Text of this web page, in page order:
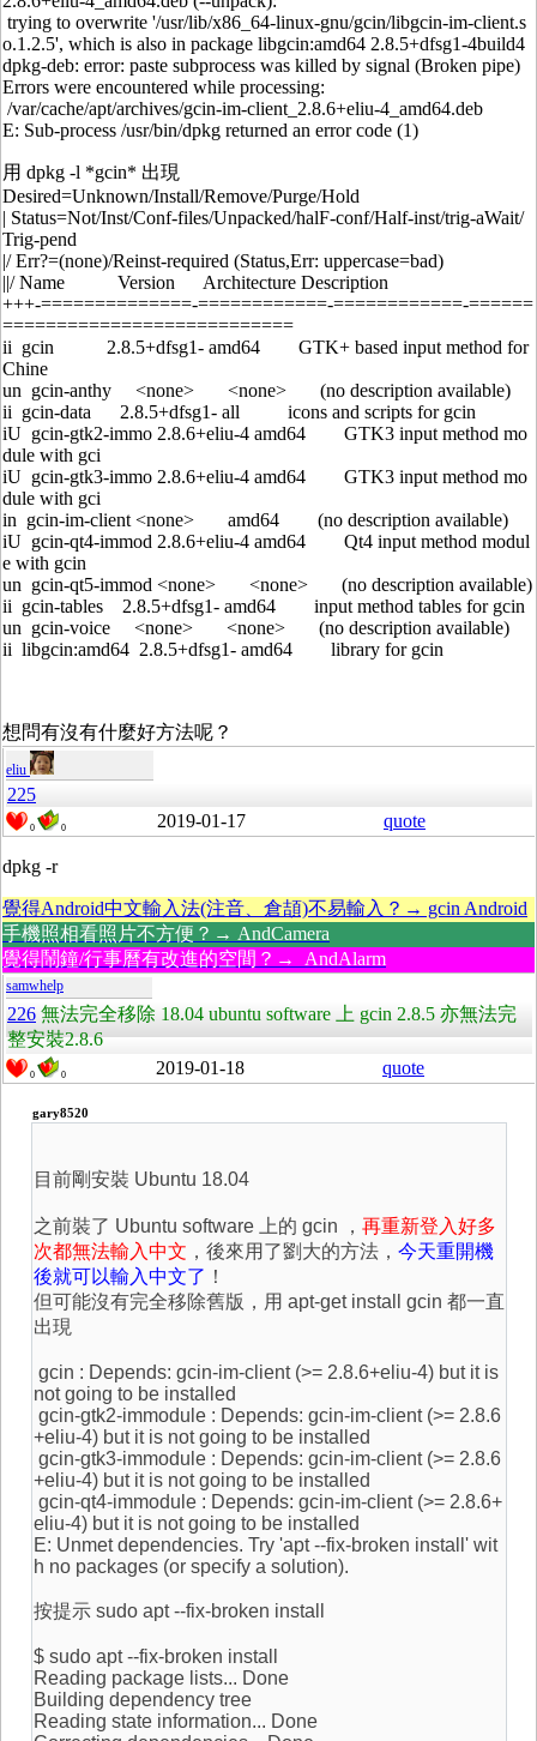
trying to overwrite '/usr/lib/x86_64-linux-gnu/gcin/libgcin-im-client.s
o.1.2.5', which is also in package libgcin:amd64 2.8.5+dfsg1-4build4
dpkg-deb: error: paste subprocess was killed by signal (Broken pipe)
Errors were encountered while processing:
/var/cache/apt/archives/gcin-im-client_2.8.6+eliu-4_amd64.deb
E: Sub-process /usr/bin/dpkg returned an error code (1)
用 dpkg -l *gcin* 出現
Desired=Unknown/Install/Remove/Purge/Hold
| Status=Not/Inst/Conf-files/Unpacked/halF-conf/Half-inst/trig-aWait/
Trig-pend
|/ Err?=(none)/Reinst-required (Status,Err: uppercase=bad)
||/ Name Version Architecture Description
+++-==============-============-============-======
===========================
ii gcin 2.8.5+dfsg1- amd64 GTK+ based input method for
Chine
un gcin-anthy <none> <none> (no description available)
ii gcin-data 2.8.5+dfsg1- all icons and scripts for gcin
iU gcin-gtk2-immo 2.8.6+eliu-4 amd64 GTK3 input method mo
dule with gci
iU gcin-gtk3-immo 2.8.6+eliu-4 amd64 GTK3 input method mo
dule with gci
in gcin-im-client <none> amd64 (no description available)
iU gcin-qt4-immod 2.8.6+eliu-4 amd64 Qt4 input method modul
e with gcin
un gcin-qt5-immod <none> <none> (no description available)
ii gcin-tables 2.8.5+dfsg1- amd64 input method tables for gcin
un gcin-voice <none> <none> (no description available)
ii libgcin:amd64 2.8.5+dfsg1- amd64 library for gcin
想問有沒有什麼好方法呢？
eliu
225
0 0 2019-01-17 quote
dpkg -r
覺得Android中文輸入法(注音、倉頡)不易輸入？→ gcin Android
手機照相看照片不方便？→ AndCamera
覺得鬧鐘/行事曆有改進的空間？→ AndAlarm
samwhelp
226 無法完全移除 18.04 ubuntu software 上 gcin 2.8.5 亦無法完
整安裝2.8.6
0 0 2019-01-18 quote
gary8520
目前剛安裝 Ubuntu 18.04
之前裝了 Ubuntu software 上的 gcin ， 再重新登入好多
次都無法輸入中文 ，後來用了劉大的方法， 今天重開機
後就可以輸入中文了 ！
但可能沒有完全移除舊版，用 apt-get install gcin 都一直
出現
gcin : Depends: gcin-im-client (>= 2.8.6+eliu-4) but it is
not going to be installed
gcin-gtk2-immodule : Depends: gcin-im-client (>= 2.8.6
+eliu-4) but it is not going to be installed
gcin-gtk3-immodule : Depends: gcin-im-client (>= 2.8.6
+eliu-4) but it is not going to be installed
gcin-qt4-immodule : Depends: gcin-im-client (>= 2.8.6+
eliu-4) but it is not going to be installed
E: Unmet dependencies. Try 'apt --fix-broken install' wit
h no packages (or specify a solution).
按提示 sudo apt --fix-broken install
$ sudo apt --fix-broken install
Reading package lists... Done
Building dependency tree
Reading state information... Done